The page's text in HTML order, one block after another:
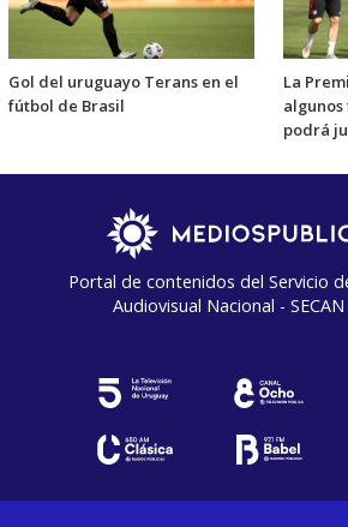
Gol del uruguayo Terans en el
fútbol de Brasil
La
algunos
podrá
Portal de contenidos del Servicio
Audiovisual Nacional -